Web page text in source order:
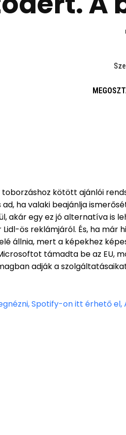
kötött ajánlói
ha valaki beajánlja
akár egy ez jó alternatíva is
ös reklámjáról. És, ha már
állnia, mert a képekhez
támadta be az EU,
adják a
Spotify-on itt érhető el,